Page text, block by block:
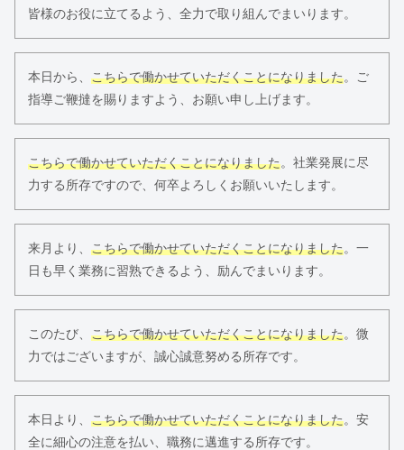
皆様のお役に立てるよう、全力で取り組んでまいります。
本日から、 こちらで働かせていただくことになりました。ご
指導ご鞭撻を賜りますよう、お願い申し上げます。
こちらで働かせていただくことになりました。社業発展に尽
力する所存ですので、何卒よろしくお願いいたします。
来月より、 こちらで働かせていただくことになりました。一
日も早く業務に習熟できるよう、励んでまいります。
このたび、 こちらで働かせていただくことになりました。微
力ではございますが、誠心誠意努める所存です。
本日より、 こちらで働かせていただくことになりました。安
全に細心の注意を払い、職務に邁進する所存です。